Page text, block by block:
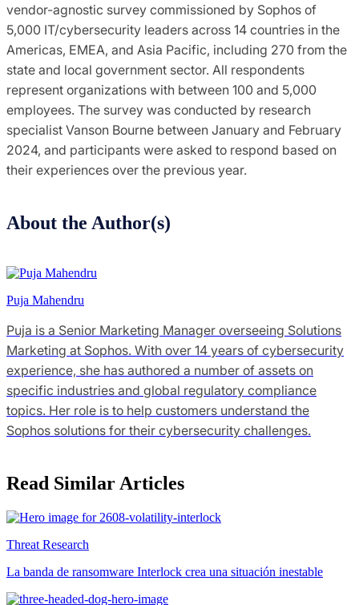
vendor-agnostic survey commissioned by Sophos of
5,000 IT/cybersecurity leaders across 14 countries in the
Americas, EMEA, and Asia Pacific, including 270 from the
state and local government sector. All respondents
represent organizations with between 100 and 5,000
employees. The survey was conducted by research
specialist Vanson Bourne between January and February
2024, and participants were asked to respond based on
their experiences over the previous year.
About the Author(s)
Puja Mahendru
Puja is a Senior Marketing Manager overseeing Solutions
Marketing at Sophos. With over 14 years of cybersecurity
experience, she has authored a number of assets on
specific industries and global regulatory compliance
topics. Her role is to help customers understand the
Sophos solutions for their cybersecurity challenges.
Read Similar Articles
Threat Research
La banda de ransomware Interlock crea una situación inestable